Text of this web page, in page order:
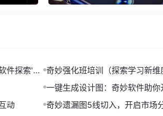
潮流软件，其强大的功能和优势使其在各
要作用，推动行业进步。
件探索'任
奇妙强化班培训（探索学习新
绍）
一键生成设计图：奇妙软件助
动
奇妙遗漏图5线切入，开启市场